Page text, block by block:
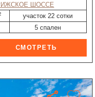
ШОССЕ
участок 22 сотки
5 спален